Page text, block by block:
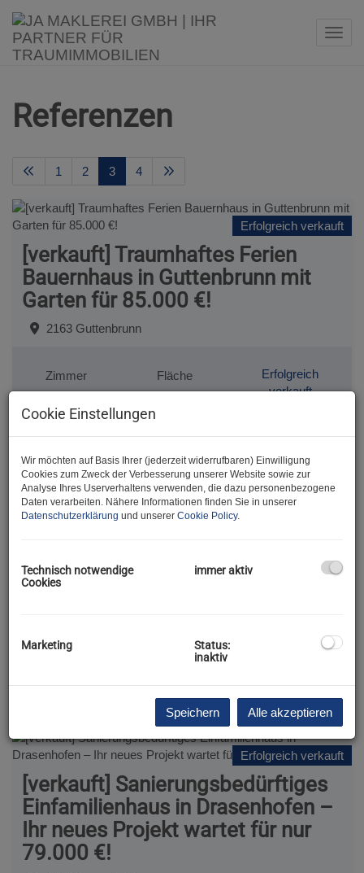
Referenzen
1 2 3 4
Erfolgreich verkauft
[verkauft] Traumhaftes Ferien
Bauernhaus in Guttenbrunn mit
Garten für 85.000 €!
2163 Guttenbrunn
Zimmer
Fläche
Erfolgreich
verkauft
Erfolgreich verkauft
[verkauft] Verträumtes
Schnäppchenpreis
Fläche
Erfolgreich verkauft
Erfolgreich verkauft
[verkauft] Sanierungsbedürftiges
Einfamilienhaus in Drasenhofen –
Ihr neues Projekt wartet für nur
79.000 €!
Cookie Einstellungen
Wir möchten auf Basis Ihrer (jederzeit widerrufbaren) Einwilligung
Cookies zum Zweck der Verbesserung unserer Website sowie zur
Analyse Ihres Userverhaltens verwenden, die dazu personenbezogene
Daten verarbeiten. Nähere Informationen finden Sie in unserer
Datenschutzerklärung und unserer Cookie Policy.
Technisch notwendige
Cookies
immer aktiv
Marketing
Status:
inaktiv
Speichern Alle akzeptieren